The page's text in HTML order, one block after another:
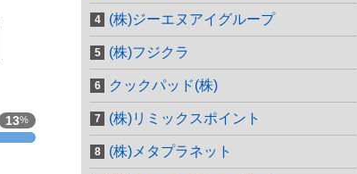
13%
(株)ジーエヌアイグループ
(株)フジクラ
クックパッド(株)
(株)リミックスポイント
(株)メタプラネット